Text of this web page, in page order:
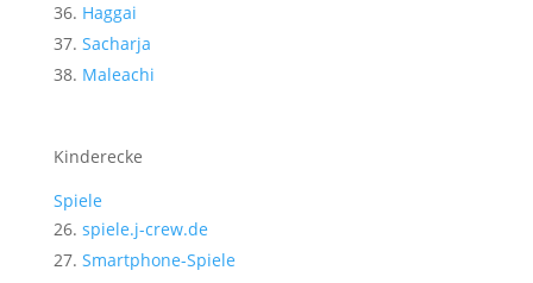
Haggai
Sacharja
Maleachi
Kinderecke
Spiele
spiele.j-crew.de
Smartphone-Spiele